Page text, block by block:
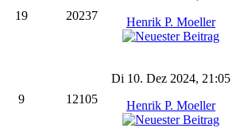
19 20237
Henrik P. Moeller
9 12105
Di 10. Dez 2024, 21:05
Henrik P. Moeller